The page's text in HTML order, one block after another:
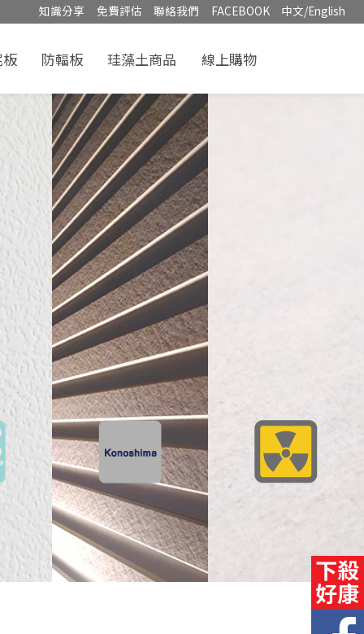
知識分享 免費評估 聯絡我們 FACEBOOK 中文/English
防輻板 珪藻土商品 線上購物